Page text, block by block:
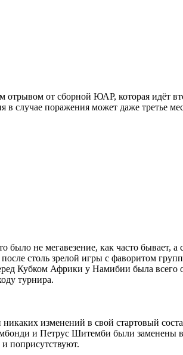
отрывом от сборной ЮАР, которая идёт
случае поражения может даже третье
не мегавезение, как часто бывает, а
столь зрелой игры с фаворитом
Кубком Африки у Намибии была всего
турнира.
изменений в свой стартовый
и Петрус Шитемби были заменены
поприсутствуют.